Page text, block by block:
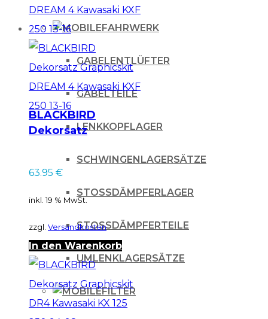
FAHRWERK
GABELENTLÜFTER
GABELTEILE
LENKKOPFLAGER
SCHWINGENLAGERSÄTZE
STOSSDÄMPFERLAGER
STOSSDÄMPFERTEILE
UMLENKLAGERSÄTZE
FILTER
BLACKBIRD
Dekorsatz
4 Kawasaki KXF 250
13-16
63.95 €
inkl. 19 % MwSt.
zzgl. Versandkosten
In den Warenkorb